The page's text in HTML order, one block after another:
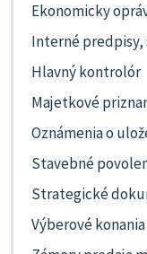
Ekonomicky
Interné predpisy,
Hlavný kontrolór
Majetkové
Oznámenia o
Stavebné
Strategické
Výberové konania